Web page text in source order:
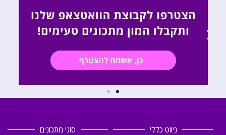
ניווט כללי סוגי מתכונים